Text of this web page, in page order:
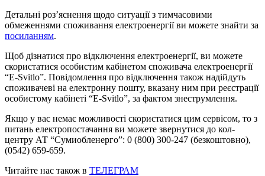
Детальні роз’яснення щодо ситуації з тимчасовими
обмеженнями споживання електроенергії ви можете знайти за
посиланням.
Щоб дізнатися про відключення електроенергії, ви можете
скористатися особистим кабінетом споживача електроенергії
“E-Svitlo”. Повідомлення про відключення також надійдуть
споживачеві на електронну пошту, вказану ним при реєстрації
особистому кабінеті “E-Svitlo”, за фактом знеструмлення.
Якщо у вас немає можливості скористатися цим сервісом, то з
питань електропостачання ви можете звернутися до кол-
центру АТ “Сумиобленерго”: 0 (800) 300-247 (безкоштовно),
(0542) 659-659.
Читайте нас також в ТЕЛЕГРАМ